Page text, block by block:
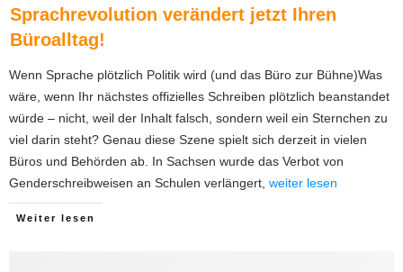
Sprachrevolution verändert jetzt Ihren
Büroalltag!
Wenn Sprache plötzlich Politik wird (und das Büro zur Bühne)Was
wäre, wenn Ihr nächstes offizielles Schreiben plötzlich beanstandet
würde – nicht, weil der Inhalt falsch, sondern weil ein Sternchen zu
viel darin steht? Genau diese Szene spielt sich derzeit in vielen
Büros und Behörden ab. In Sachsen wurde das Verbot von
Genderschreibweisen an Schulen verlängert, weiter lesen
Weiter lesen